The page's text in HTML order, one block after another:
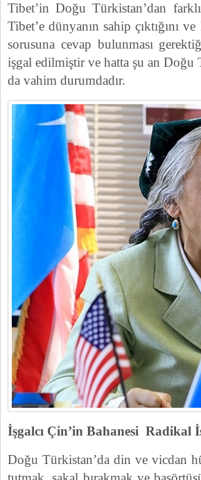
Tibet’in Doğu Türkistan’dan
Tibet’e dünyanın sahip çıktığını
sorusuna cevap bulunması
işgal edilmiştir ve hatta şu an Doğu
da vahim durumdadır.
İşgalcı Çin’in Bahanesi Radikal
Doğu Türkistan’da din ve vicdan